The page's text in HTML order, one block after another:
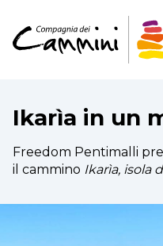
Ikarìa in un
Freedom Pentimalli
il cammino Ikarìa, isola